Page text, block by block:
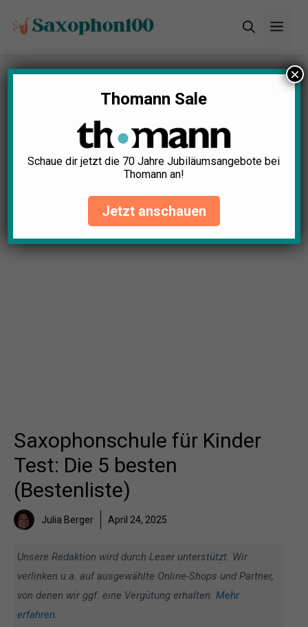
Inhalt
Startseite»Blog»Saxophonschule für Kinder
Test: Die 5 besten (Bestenliste)
Saxophonschule für Kinder
Test: Die 5 besten
(Bestenliste)
Julia Berger April 24, 2025
Unsere Redaktion wird durch Leser unterstützt. Wir
verlinken u.a. auf ausgewählte Online-Shops und Partner,
von denen wir ggf. eine Vergütung erhalten. Mehr
erfahren.
Thomann Sale
Schaue dir jetzt die 70 Jahre Jubiläumsangebote bei
Thomann an!
Jetzt anschauen
×